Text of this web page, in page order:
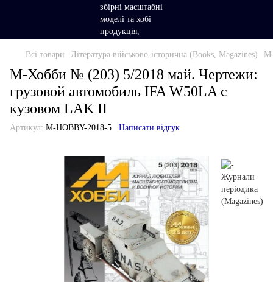
Всі товари Література військово-історична (Books, Magazines)
М-Хобби № (203) 5/2018 май. Чертежи:
грузовой автомобиль IFA W50LA с
кузовом LAK II
Артикул: M-HOBBY-2018-5 Написати відгук